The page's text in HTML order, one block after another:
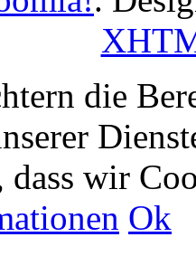
die
dass wir
Ok